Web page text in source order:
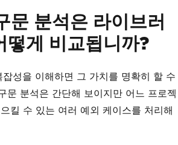
문 분석은 라이브러
떻게 비교됩니까?
성을 이해하면 그 가치를 명확히 할 수
문 분석은 간단해 보이지만 어느 프로젝
킬 수 있는 여러 예외 케이스를 처리해